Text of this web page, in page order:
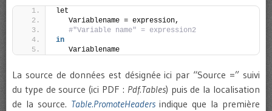
let
   Variablename = expression,
#"Variable name" = expression2
in
   Variablename
La source de données est désignée ici par “Source =” suivi
du type de source (ici PDF : Pdf.Tables) puis de la localisation
de la source. Table.PromoteHeadersindique que la première